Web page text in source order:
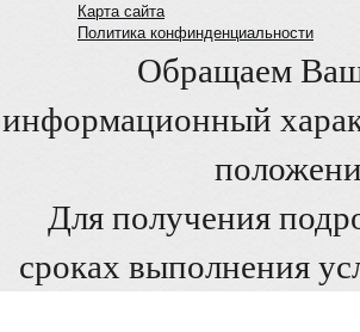
Карта сайта
Политика конфинденциальности
Обращаем
информационный
Для получения
сроках выполнения